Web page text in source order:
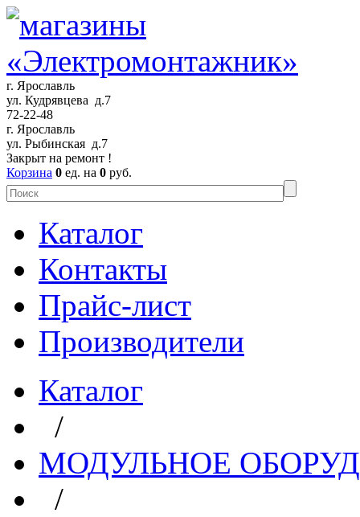
г. Ярославль
ул. Кудрявцева д.7
72-22-48
г. Ярославль
ул. Рыбинская д.7
Закрыт на ремонт !
Корзина 0 ед. на 0 руб.
Каталог
Контакты
Прайс-лист
Производители
Каталог
/
МОДУЛЬНОЕ
/